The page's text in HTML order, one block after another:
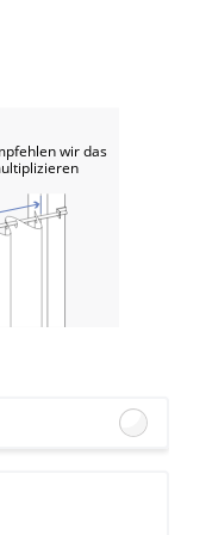
wir das